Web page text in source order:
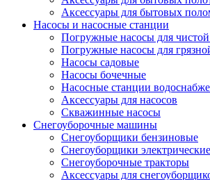
Аксессуары для бытовых
Насосы и насосные станции
Погружные насосы для
Погружные насосы для
Насосы садовые
Насосы бочечные
Насосные станции
Аксессуары для насосов
Скважинные насосы
Снегоуборочные машины
Снегоуборщики бензиновые
Снегоуборщики электрические
Снегоуборочные тракторы
Аксессуары для